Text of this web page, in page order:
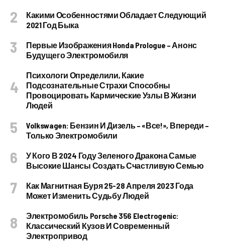
Какими Особенностями Обладает Следующий
2021 Год Быка
Первые Изображения Honda Prologue – Анонс
Будущего Электромобиля
Психологи Определили, Какие
Подсознательные Страхи Способны
Провоцировать Кармические Узлы В Жизни
Людей
Volkswagen: Бензин И Дизель – «все!», Впереди –
Только Электромобили
У Кого В 2024 Году Зеленого Дракона Самые
Высокие Шансы Создать Счастливую Семью
Как Магнитная Буря 25-28 Апреля 2023 Года
Может Изменить Судьбу Людей
Электромобиль Porsche 356 Electrogenic:
Классический Кузов И Современный
Электропривод